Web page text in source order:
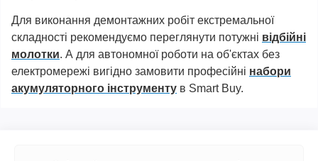
Для виконання демонтажних робіт екстремальної
складності рекомендуємо переглянути потужні відбійні
молотки. А для автономної роботи на об'єктах без
електромережі вигідно замовити професійні набори
акумуляторного інструменту в Smart Buy.